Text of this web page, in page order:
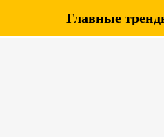
Главные